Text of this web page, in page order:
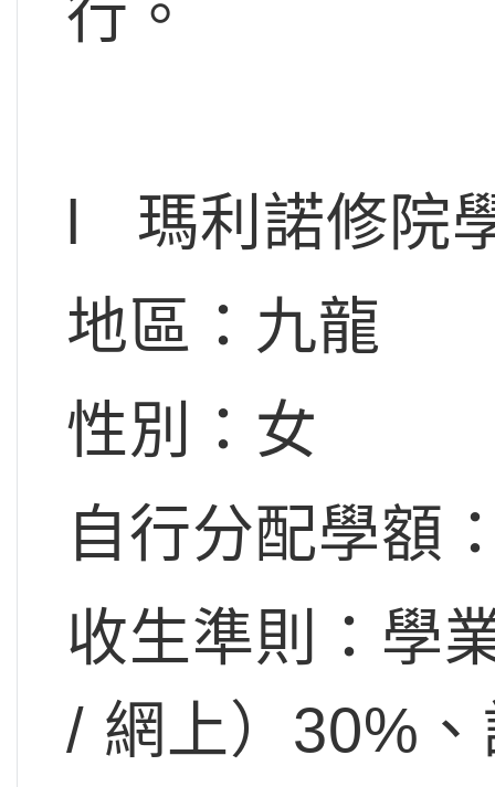
行。
l 瑪利諾修院
地區：九龍
性別：女
自行分配學額
收生準則：學
/ 網上）30%